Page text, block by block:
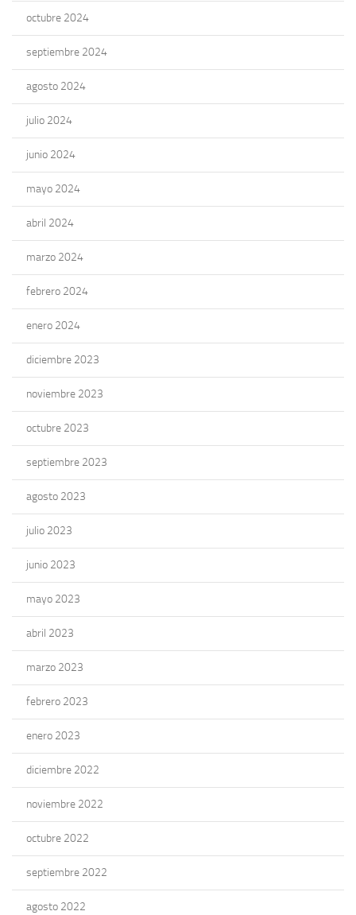
octubre 2024
septiembre 2024
agosto 2024
julio 2024
junio 2024
mayo 2024
abril 2024
marzo 2024
febrero 2024
enero 2024
diciembre 2023
noviembre 2023
octubre 2023
septiembre 2023
agosto 2023
julio 2023
junio 2023
mayo 2023
abril 2023
marzo 2023
febrero 2023
enero 2023
diciembre 2022
noviembre 2022
octubre 2022
septiembre 2022
agosto 2022